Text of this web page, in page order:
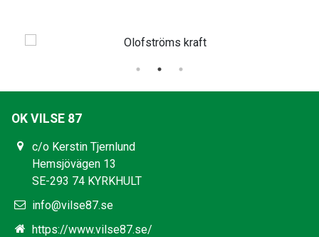
OK VILSE 87
c/o Kerstin Tjernlund
Hemsjövägen 13
SE-293 74 KYRKHULT
info@vilse87.se
https://www.vilse87.se/